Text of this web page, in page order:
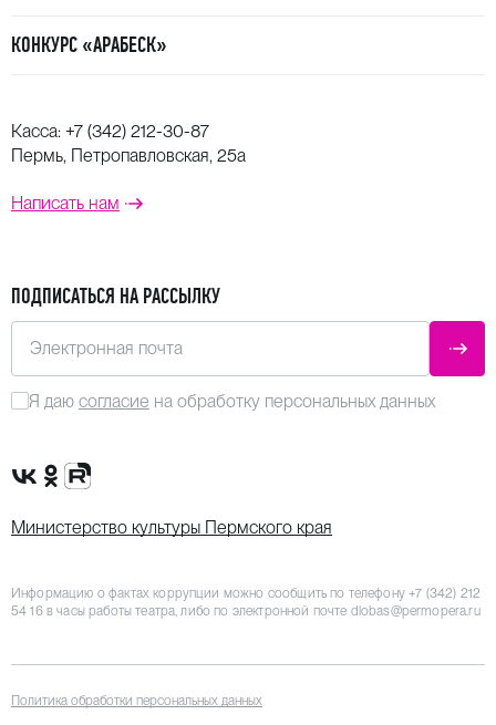
КОНКУРС «АРАБЕСК»
Касса: +7 (342) 212-30-87
Пермь, Петропавловская, 25а
Написать нам
ПОДПИСАТЬСЯ НА РАССЫЛКУ
Электронная почта
Я даю согласие на обработку персональных данных
Сообщество VK
Группа в одноклассниках
Канал Rutube
Министерство культуры Пермского края
Информацию о фактах коррупции можно сообщить по телефону+7 (342) 212
54 16в часы работы театра, либо по электронной почте dlobas@permopera.ru
Политика обработки персональных данных